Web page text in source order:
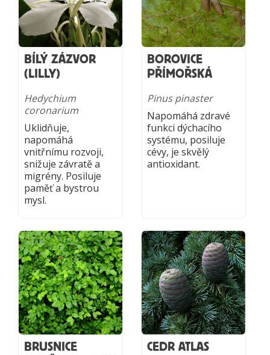
BÍLÝ ZÁZVOR
(LILLY)
Hedychium
coronarium
Uklidňuje,
napomáhá
vnitřnímu rozvoji,
snižuje závratě a
migrény. Posiluje
paměť a bystrou
mysl.
BOROVICE
PŘÍMOŘSKÁ
Pinus pinaster
Napomáhá zdravé
funkci dýchacího
systému, posiluje
cévy, je skvělý
antioxidant.
BRUSNICE
CEDR ATLAS